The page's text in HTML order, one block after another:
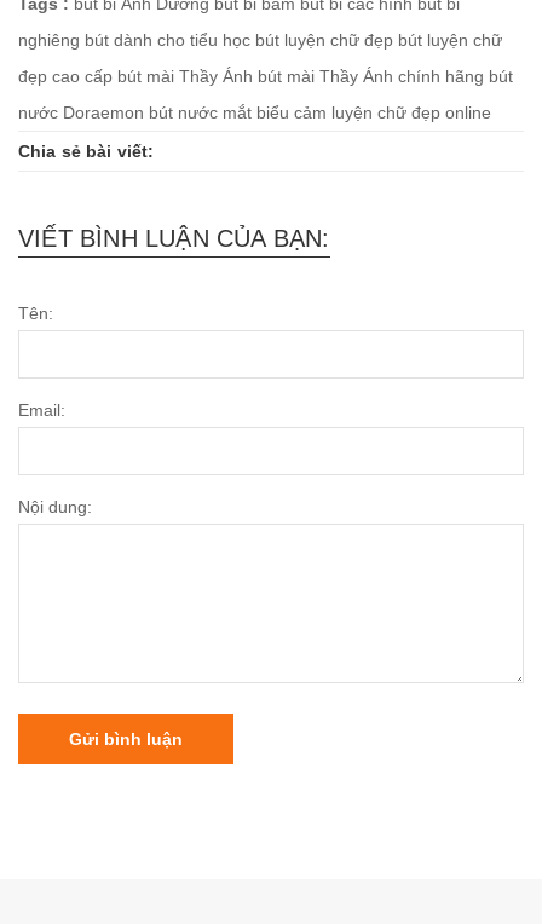
nghiêng bút dành cho tiểu học bút luyện chữ đẹp bút luyện chữ
đẹp cao cấp bút mài Thầy Ánh bút mài Thầy Ánh chính hãng bút
nước Doraemon bút nước mắt biểu cảm luyện chữ đẹp online
Chia sẻ bài viết:
VIẾT BÌNH LUẬN CỦA BẠN:
Tên:
Email:
Nội dung:
Gửi bình luận